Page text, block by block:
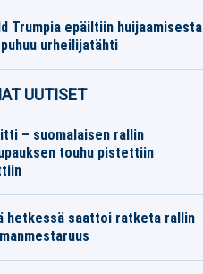
Trumpia epäiltiin huijaamisesta
urheilijatähti
UUTISET
– suomalaisen rallin
touhu pistettiin
hetkessä saattoi ratketa rallin